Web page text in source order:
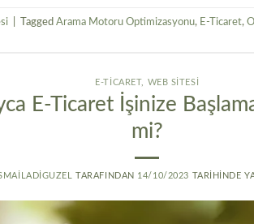
Tagged Arama Motoru Optimizasyonu, E-Ticaret,
E-TICARET, WEB SITESI
E-Ticaret İşinize
mi?
TARAFINDAN 14/10/2023 TARIHINDE